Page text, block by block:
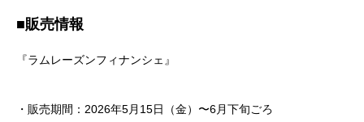
■販売情報
『ラムレーズンフィナンシェ』
・販売期間：2026年5月15日（金）〜6月下旬ごろ